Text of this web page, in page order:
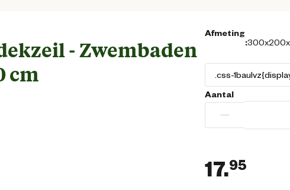
- Zwembaden
cm
Afmeting
:
Aantal
−
17.95